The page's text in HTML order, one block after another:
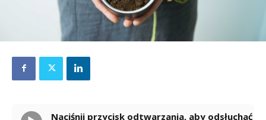
Naciśnij przycisk odtwarzania, aby odsłuchać